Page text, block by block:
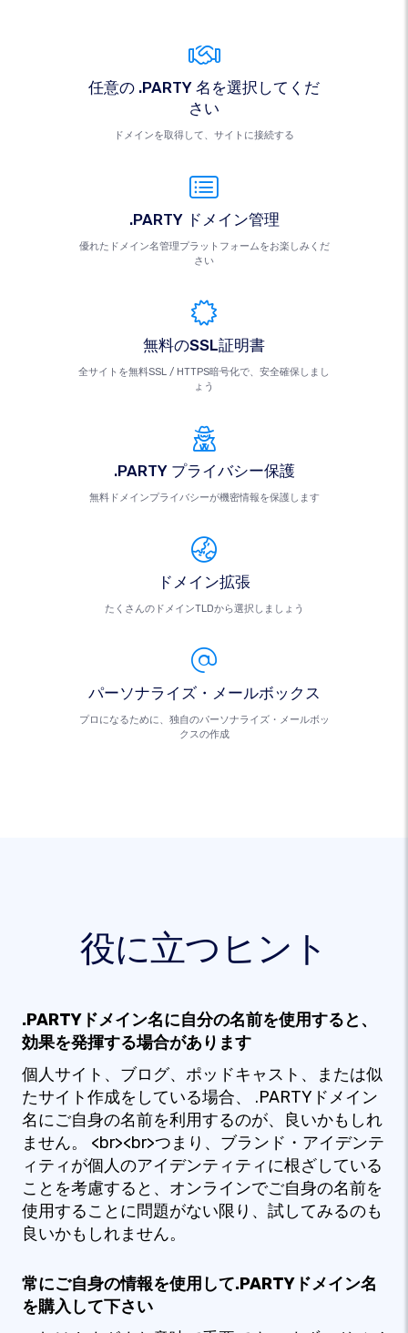
任意の .PARTY 名を選択してくだ
さい
ドメインを取得して、サイトに接続する
.PARTY ドメイン管理
優れたドメイン名管理プラットフォームをお楽しみくだ
さい
無料のSSL証明書
全サイトを無料SSL / HTTPS暗号化で、安全確保しまし
ょう
.PARTY プライバシー保護
無料ドメインプライバシーが機密情報を保護します
ドメイン拡張
たくさんのドメインTLDから選択しましょう
パーソナライズ・メールボックス
プロになるために、独自のパーソナライズ・メールボッ
クスの作成
役に立つヒント
.PARTYドメイン名に自分の名前を使用すると、
効果を発揮する場合があります
個人サイト、ブログ、ポッドキャスト、または似
たサイト作成をしている場合、 .PARTYドメイン
名にご自身の名前を利用するのが、良いかもしれ
ません。 <br><br>つまり、ブランド・アイデンテ
ィティが個人のアイデンティティに根ざしている
ことを考慮すると、オンラインでご自身の名前を
使用することに問題がない限り、試してみるのも
良いかもしれません。
常にご自身の情報を使用して.PARTYドメイン名
を購入して下さい